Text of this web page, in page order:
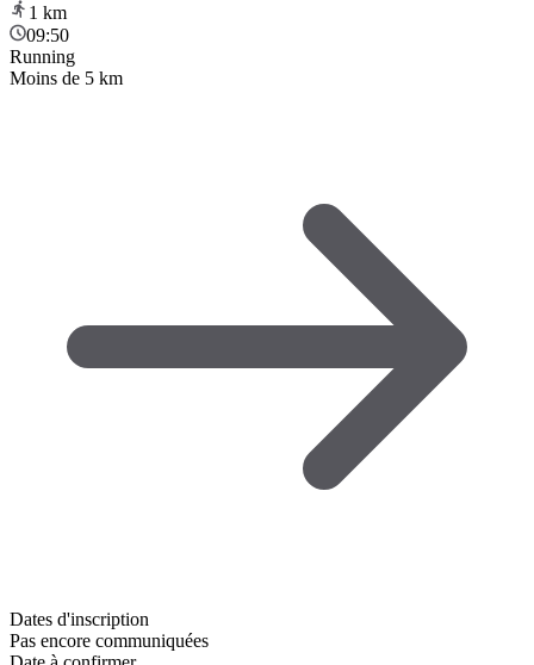
1 km
09:50
Running
Moins de 5 km
Dates d'inscription
Pas encore communiquées